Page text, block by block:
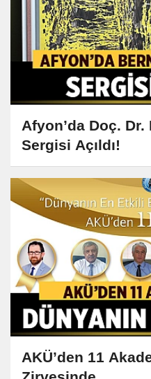
Afyon’da Doç. Dr.
Sergisi Açıldı!
AKÜ’den 11